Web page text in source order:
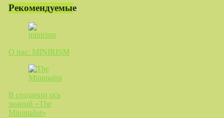
Рекомендуемые
О нас: MINIRISM
В создании ось
знаний «The
Minimalist»